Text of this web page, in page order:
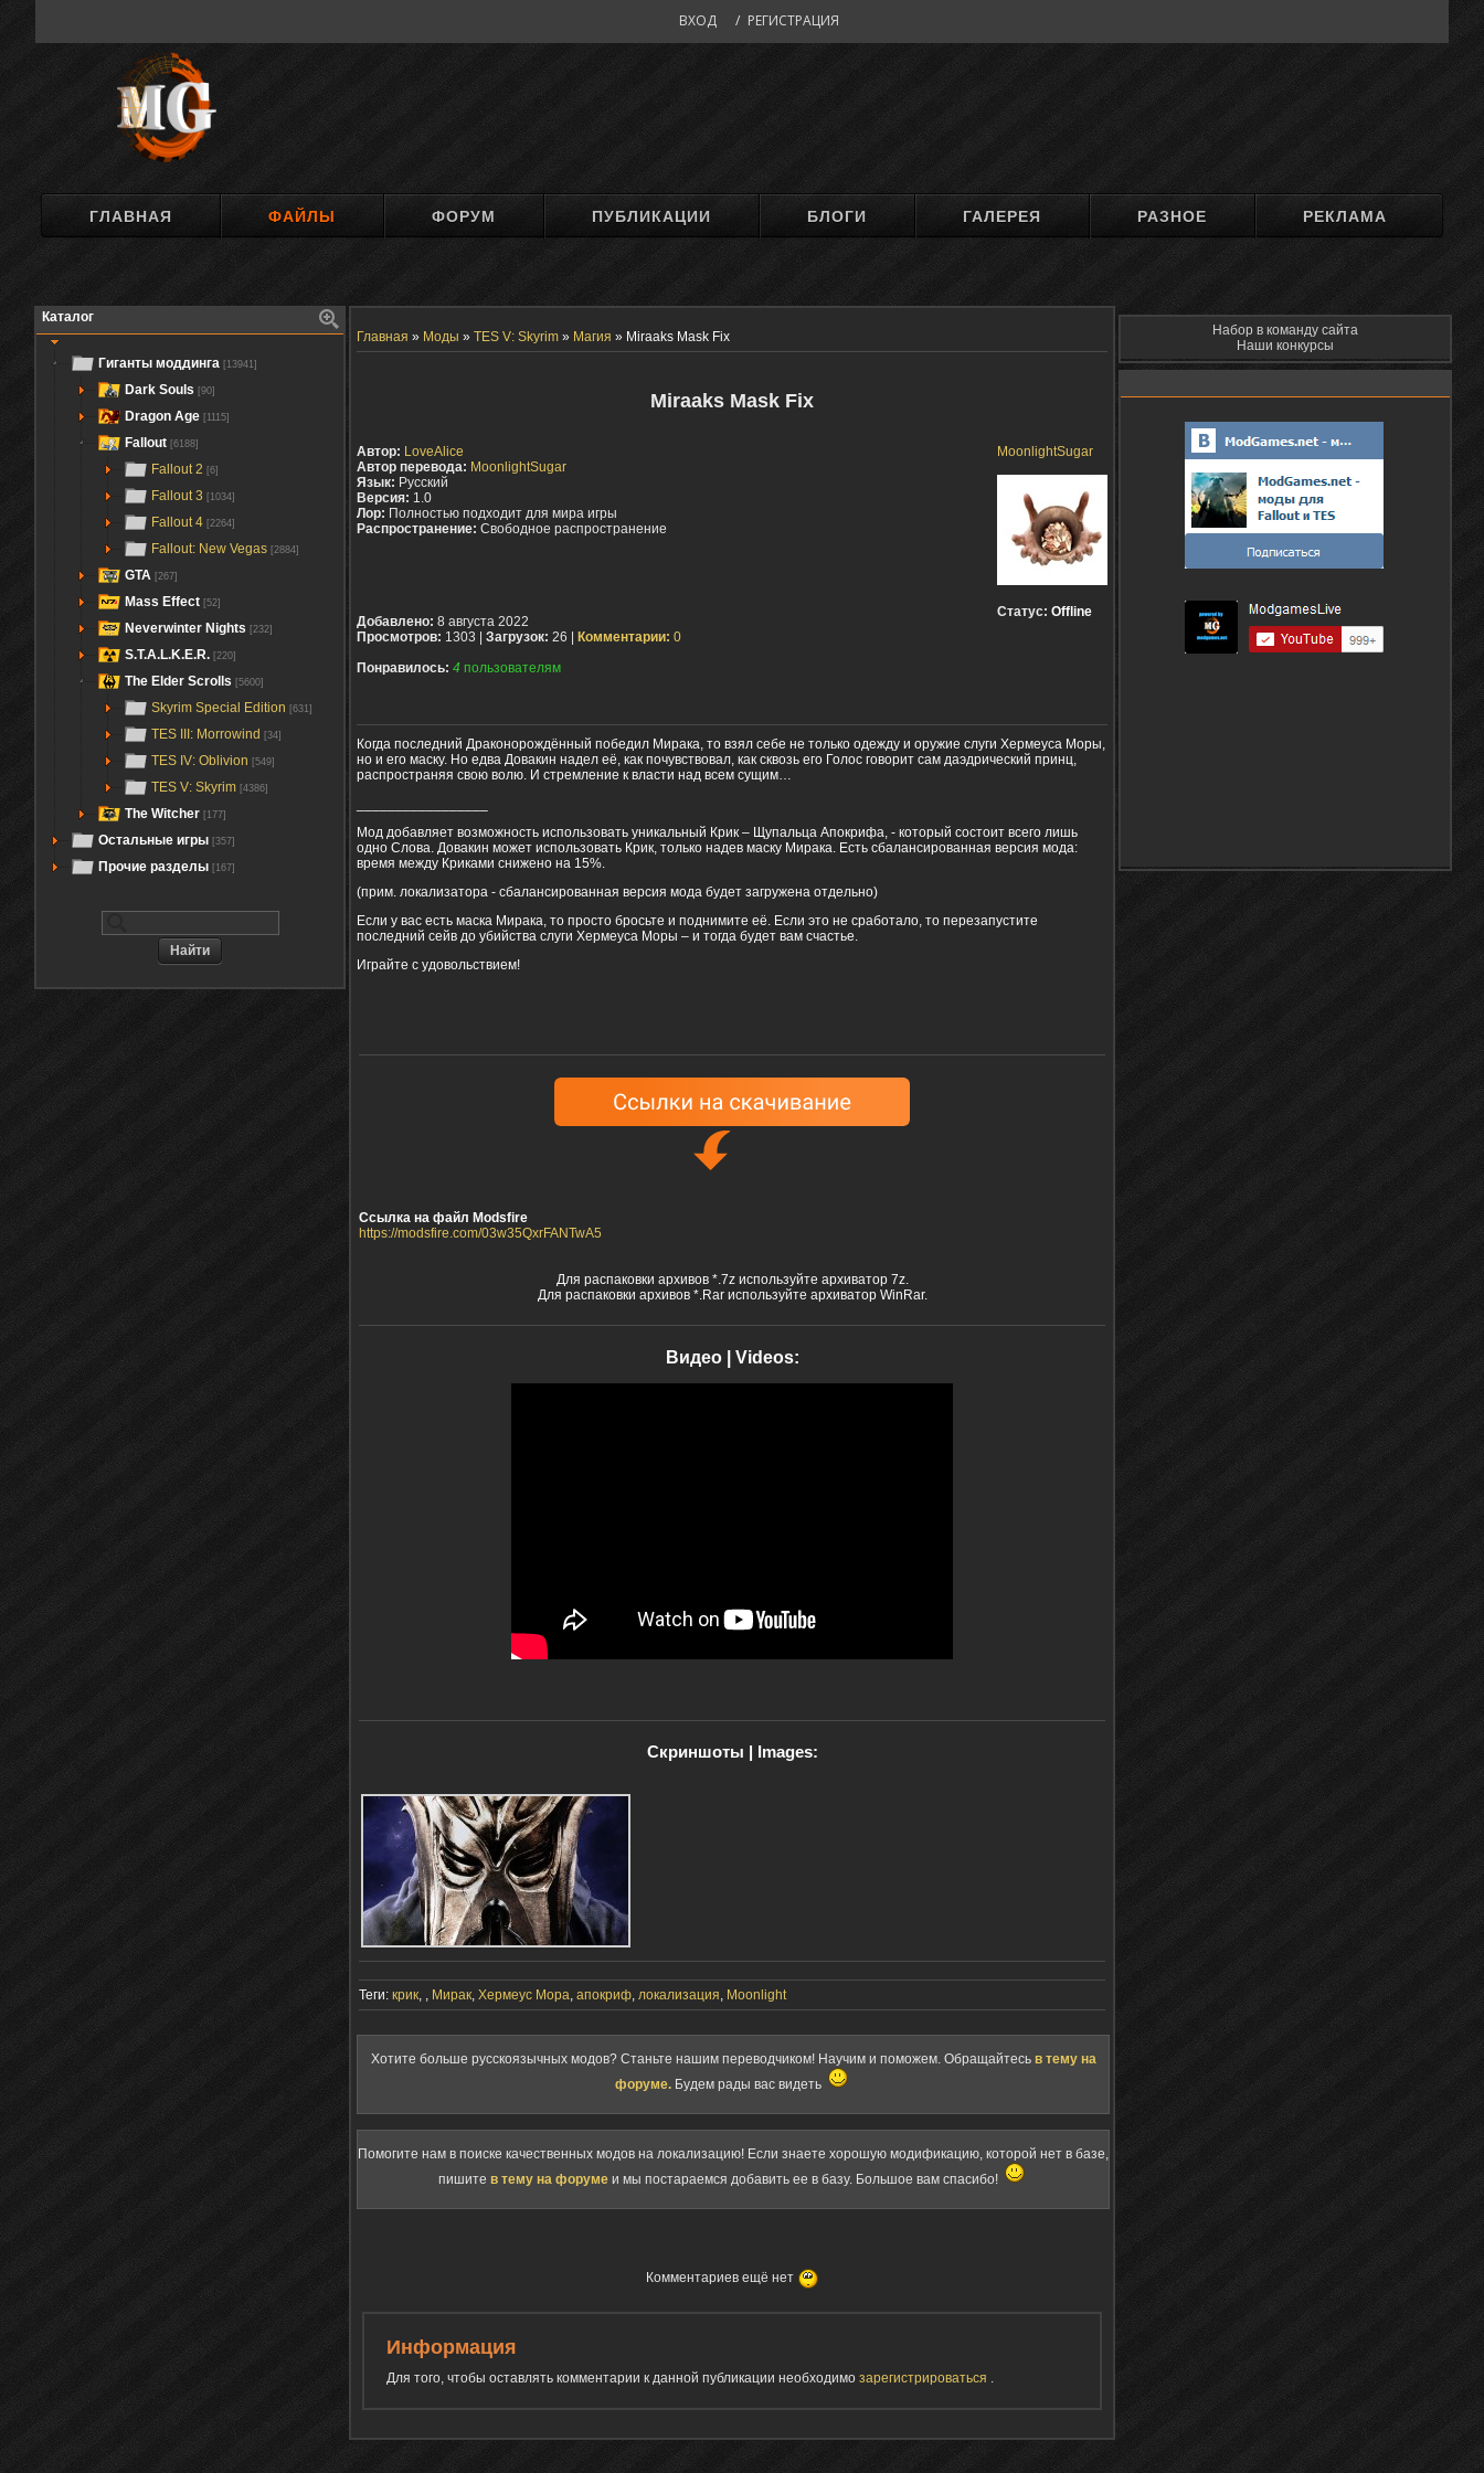
ВХОД / РЕГИСТРАЦИЯ
ГЛАВНАЯ ФАЙЛЫ ФОРУМ ПУБЛИКАЦИИ БЛОГИ ГАЛЕРЕЯ РАЗНОЕ РЕКЛАМА
Каталог
Гиганты моддинга [13941]
Dark Souls [90]
Dragon Age [1115]
Fallout [6188]
Fallout 2 [6]
Fallout 3 [1034]
Fallout 4 [2264]
Fallout: New Vegas [2884]
GTA [267]
Mass Effect [52]
Neverwinter Nights [232]
S.T.A.L.K.E.R. [220]
The Elder Scrolls [5600]
Skyrim Special Edition [631]
TES III: Morrowind [34]
TES IV: Oblivion [549]
TES V: Skyrim [4386]
The Witcher [177]
Остальные игры [357]
Прочие разделы [167]
Главная » Моды » TES V: Skyrim » Магия » Miraaks Mask Fix
Miraaks Mask Fix
MoonlightSugar
Статус: Offline
Автор: LoveAlice
Автор перевода: MoonlightSugar
Язык: Русский
Версия: 1.0
Лор: Полностью подходит для мира игры
Распространение: Свободное распространение
Добавлено: 8 августа 2022
Просмотров: 1303 | Загрузок: 26 | Комментарии: 0
Понравилось: 4 пользователям
Когда последний Драконорождённый победил Мирака, то взял себе не только одежду и оружие слуги Хермеуса Моры,
но и его маску. Но едва Довакин надел её, как почувствовал, как сквозь его Голос говорит сам даэдрический принц,
распространяя свою волю. И стремление к власти над всем сущим…
Мод добавляет возможность использовать уникальный Крик – Щупальца Апокрифа, - который состоит всего лишь
одно Слова. Довакин может использовать Крик, только надев маску Мирака. Есть сбалансированная версия мода:
время между Криками снижено на 15%.
(прим. локализатора - сбалансированная версия мода будет загружена отдельно)
Если у вас есть маска Мирака, то просто бросьте и поднимите её. Если это не сработало, то перезапустите
последний сейв до убийства слуги Хермеуса Моры – и тогда будет вам счастье.
Играйте с удовольствием!
Ссылка на файл Modsfire
https://modsfire.com/03w35QxrFANTwA5
Для распаковки архивов *.7z используйте архиватор 7z.
Для распаковки архивов *.Rar используйте архиватор WinRar.
Видео | Videos:
Скриншоты | Images:
Теги: крик, , Мирак, Хермеус Мора, апокриф, локализация, Moonlight
Хотите больше русскоязычных модов? Станьте нашим переводчиком! Научим и поможем. Обращайтесь в тему на
форуме. Будем рады вас видеть
Помогите нам в поиске качественных модов на локализацию! Если знаете хорошую модификацию, которой нет в базе,
пишите в тему на форуме и мы постараемся добавить ее в базу. Большое вам спасибо!
Комментариев ещё нет
Информация
Для того, чтобы оставлять комментарии к данной публикации необходимо зарегистрироваться .
Набор в команду сайта
Наши конкурсы